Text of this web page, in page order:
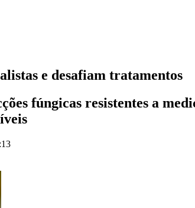
e desafiam tratamentos
fúngicas resistentes a